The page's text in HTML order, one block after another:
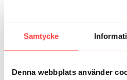
Samtycke
Denna webbplats använder
Tack för bra pepp under
Rebecka april 11